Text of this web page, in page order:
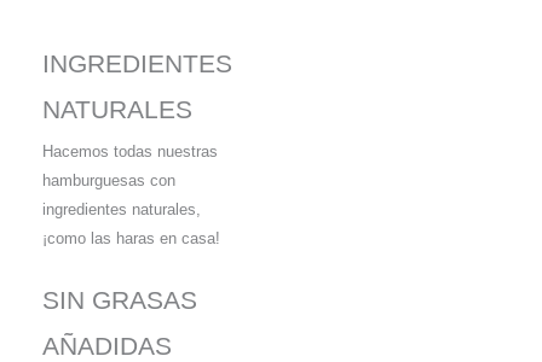
INGREDIENTES
NATURALES
Hacemos todas nuestras
hamburguesas con
ingredientes naturales,
¡como las haras en casa!
SIN GRASAS
AÑADIDAS